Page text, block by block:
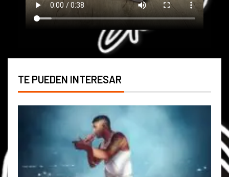
TE PUEDEN INTERESAR